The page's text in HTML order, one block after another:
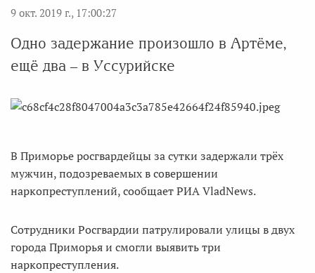
9 окт. 2019 г., 17:00:27
Одно задержание произошло в Артёме,
ещё два – в Уссурийске
В Приморье росгвардейцы за сутки задержали трёх
мужчин, подозреваемых в совершении
наркопреступлений, сообщает РИА VladNews.
Сотрудники Росгвардии патрулировали улицы в двух
города Приморья и смогли выявить три
наркопреступления.